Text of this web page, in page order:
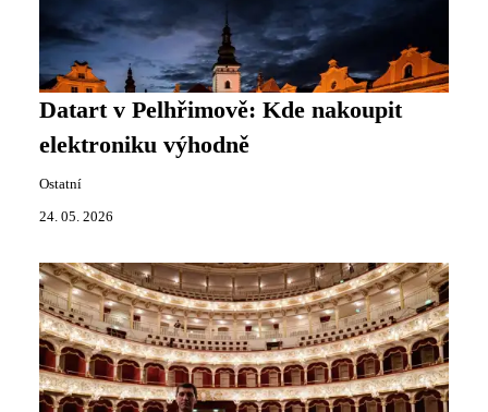
Datart v Pelhřimově: Kde nakoupit
elektroniku výhodně
Ostatní
24. 05. 2026